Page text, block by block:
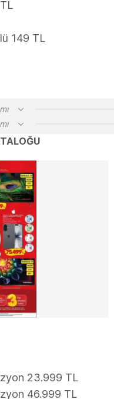
149 TL
23.999 TL
46.999 TL